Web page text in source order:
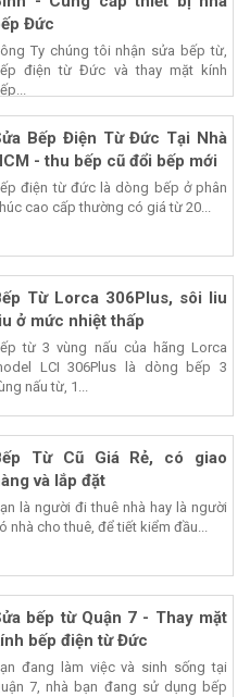
Đức
Ty chúng tôi nhận sửa bếp từ,
điện từ Đức và thay mặt kính
Bếp Điện Từ Đức Tại Nhà
- thu bếp cũ đổi bếp mới
điện từ đức là dòng bếp ở phân
cao cấp thường có giá từ 20...
Từ Lorca 306Plus, sôi liu
ở mức nhiệt thấp
từ 3 vùng nấu của hãng Lorca
LCI 306Plus là dòng bếp 3
nấu từ, 1...
Từ Cũ Giá Rẻ, có giao
và lắp đặt
là người đi thuê nhà hay là người
nhà cho thuê, để tiết kiểm đầu...
bếp từ Quận 7 - Thay mặt
bếp điện từ Đức
đang làm việc và sinh sống tại
7, nhà bạn đang sử dụng bếp